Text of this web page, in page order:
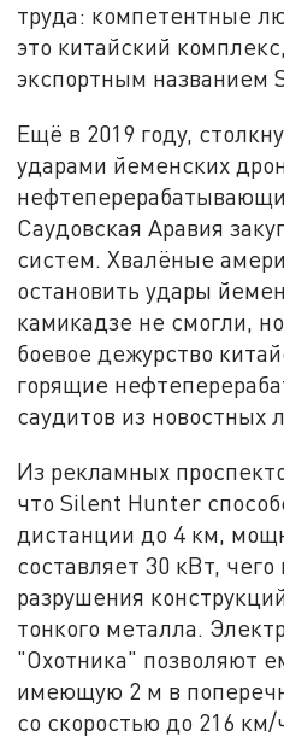
труда: компетентные
это китайский
экспортным названием
Ещё в 2019 году,
ударами йеменских
Саудовская Аравия
систем. Хвалёные
остановить удары
камикадзе не смогли,
боевое дежурство
горящие
саудитов из новостных
Из рекламных
что Silent Hunter
дистанции до 4 км,
составляет 30 кВт,
разрушения
тонкого металла.
"Охотника" позволяют
имеющую 2 м в
со скоростью до 216